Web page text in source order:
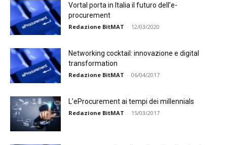
Vortal porta in Italia il futuro dell’e-
procurement
Redazione BitMAT - 12/03/2020
Networking cocktail: innovazione e digital
transformation
Redazione BitMAT - 06/04/2017
L’eProcurement ai tempi dei millennials
Redazione BitMAT - 15/03/2017